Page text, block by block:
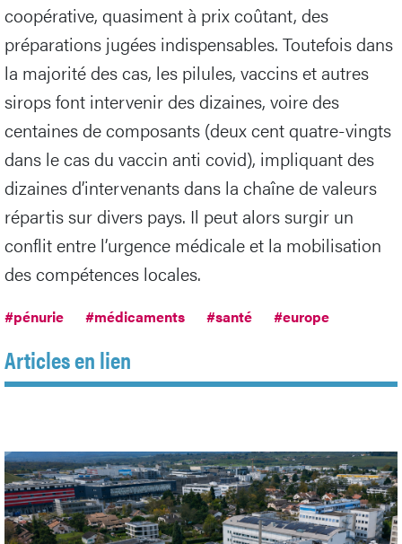
coopérative, quasiment à prix coûtant, des
préparations jugées indispensables. Toutefois dans
la majorité des cas, les pilules, vaccins et autres
sirops font intervenir des dizaines, voire des
centaines de composants (deux cent quatre-vingts
dans le cas du vaccin anti covid), impliquant des
dizaines d’intervenants dans la chaîne de valeurs
répartis sur divers pays. Il peut alors surgir un
conflit entre l’urgence médicale et la mobilisation
des compétences locales.
#pénurie #médicaments #santé #europe
Articles en lien